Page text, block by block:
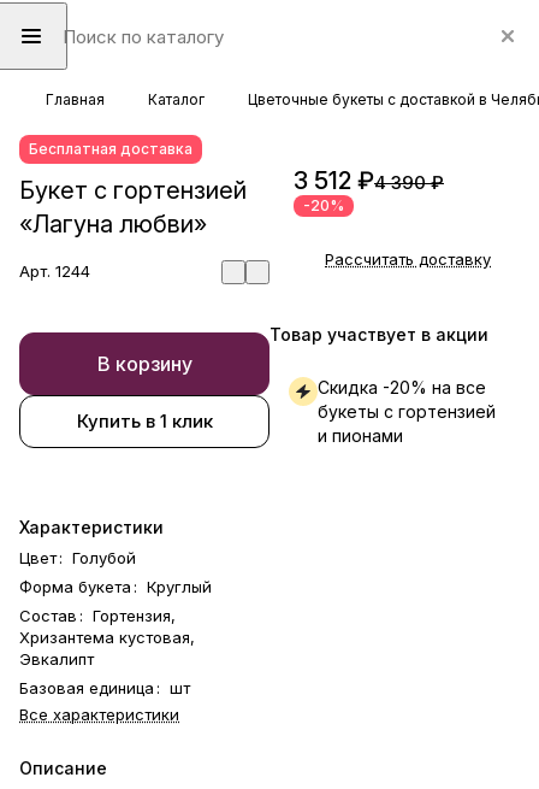
Главная Каталог Цветочные букеты с доставкой в
Бесплатная доставка
Букет с гортензией
«Лагуна любви»
Арт. 1244
В корзину
Купить в 1 клик
Характеристики
Цвет: Голубой
Форма букета : Круглый
Состав : Гортензия,
Хризантема кустовая,
Эвкалипт
Базовая единица : шт
Все характеристики
Описание
3 512 ₽4 390 ₽
-20%
Рассчитать доставку
Товар участвует в акции
Скидка -20% на все
букеты с гортензией
и пионами